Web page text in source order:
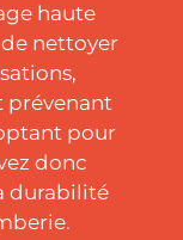
haute
nettoyer
prévenant
pour
donc
durabilité